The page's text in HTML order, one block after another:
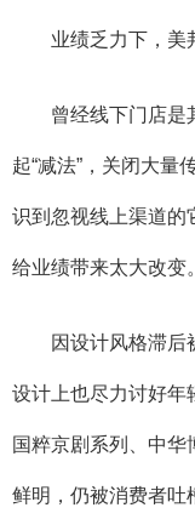
业绩乏力下，美邦
曾经线下门店是其
起“减法”，关闭大量
识到忽视线上渠道的
给业绩带来太大改变。
因设计风格滞后被
设计上也尽力讨好年
国粹京剧系列、中华
鲜明，仍被消费者吐